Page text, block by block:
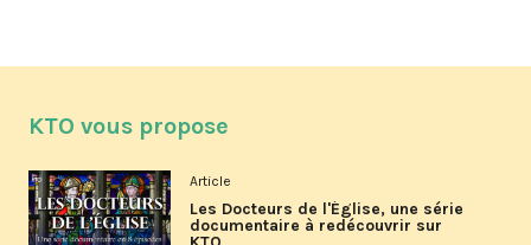
KTO vous propose
Article
Les Docteurs de l'Église, une série
documentaire à redécouvrir sur